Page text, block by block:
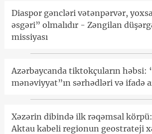
Diaspor gəncləri vətənpərvər,
əsgəri” olmalıdır - Zəngilan
missiyası
Azərbaycanda tiktokçuların həbsi:
mənəviyyat”ın sərhədləri və ifadə
Xəzərin dibində ilk rəqəmsal
Aktau kabeli regionun geostrateji